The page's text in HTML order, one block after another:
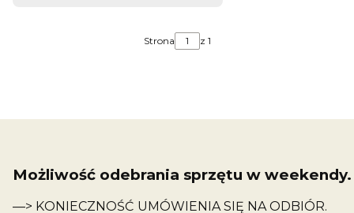
Strona z 1
Możliwość odebrania sprzętu w weekendy.
—> KONIECZNOŚĆ UMÓWIENIA SIĘ NA ODBIÓR.